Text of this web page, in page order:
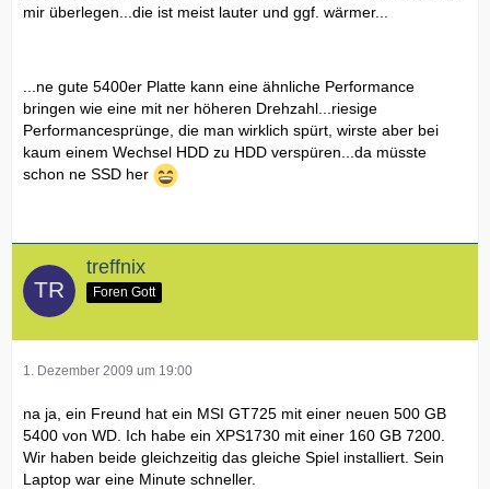
mir überlegen...die ist meist lauter und ggf. wärmer...
...ne gute 5400er Platte kann eine ähnliche Performance
bringen wie eine mit ner höheren Drehzahl...riesige
Performancesprünge, die man wirklich spürt, wirste aber bei
kaum einem Wechsel HDD zu HDD verspüren...da müsste
schon ne SSD her
treffnix
Foren Gott
1. Dezember 2009 um 19:00
na ja, ein Freund hat ein MSI GT725 mit einer neuen 500 GB
5400 von WD. Ich habe ein XPS1730 mit einer 160 GB 7200.
Wir haben beide gleichzeitig das gleiche Spiel installiert. Sein
Laptop war eine Minute schneller.